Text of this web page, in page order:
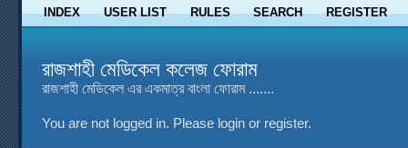
INDEX USER LIST RULES SEARCH REGISTER
রাজশাহী মেডিকেল কলেজ ফোরাম
রাজশাহী মেডিকেল এর একমাত্র বাংলা ফোরাম .......
You are not logged in. Please login or register.